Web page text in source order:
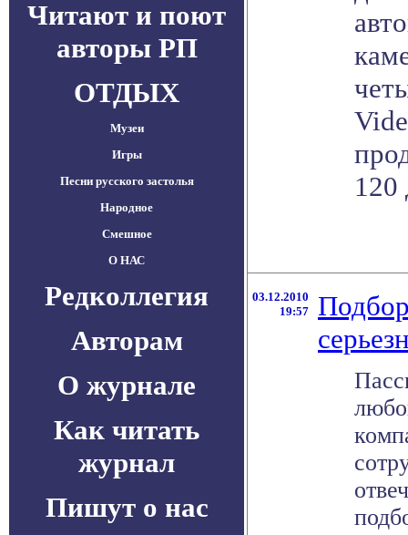
Читают и поют
авторы РП
ОТДЫХ
Музеи
Игры
Песни русского застолья
Народное
Смешное
О НАС
Редколлегия
Авторам
О журнале
Как читать
журнал
Пишут о нас
120
03.12.2010
19:57